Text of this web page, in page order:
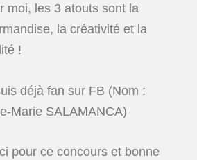
moi, les 3 atouts sont la
la créativité et la
!
déjà fan sur FB (Nom :
Marie SALAMANCA)
pour ce concours et bonne